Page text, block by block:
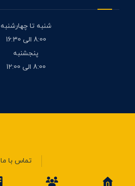
شنبه تا چهارشنبه
8:00 الی 16:30
پنجشنبه
8:00 الی 1۲:00
تماس با ما